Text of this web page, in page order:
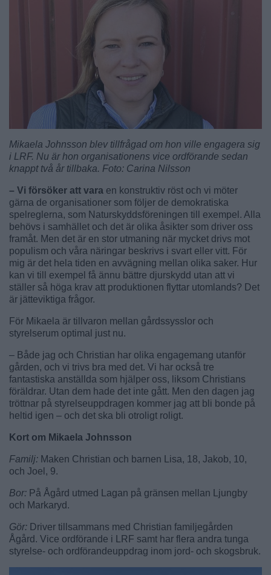
Mikaela Johnsson blev tillfrågad om hon ville engagera sig
i LRF. Nu är hon organisationens vice ordförande sedan
knappt två år tillbaka. Foto: Carina Nilsson
– Vi försöker att vara en konstruktiv röst och vi möter
gärna de organisationer som följer de demokratiska
spelreglerna, som Naturskyddsföreningen till exempel. Alla
behövs i samhället och det är olika åsikter som driver oss
framåt. Men det är en stor utmaning när mycket drivs mot
populism och våra näringar beskrivs i svart eller vitt. För
mig är det hela tiden en avvägning mellan olika saker. Hur
kan vi till exempel få ännu bättre djurskydd utan att vi
ställer så höga krav att produktionen flyttar utomlands? Det
är jätteviktiga frågor.
För Mikaela är tillvaron mellan gårdssysslor och
styrelserum optimal just nu.
– Både jag och Christian har olika engagemang utanför
gården, och vi trivs bra med det. Vi har också tre
fantastiska anställda som hjälper oss, liksom Christians
föräldrar. Utan dem hade det inte gått. Men den dagen jag
tröttnar på styrelseuppdragen kommer jag att bli bonde på
heltid igen – och det ska bli otroligt roligt.
Kort om Mikaela Johnsson
Familj: Maken Christian och barnen Lisa, 18, Jakob, 10,
och Joel, 9.
Bor: På Ågård utmed Lagan på gränsen mellan Ljungby
och Markaryd.
Gör: Driver tillsammans med Christian familjegården
Ågård. Vice ordförande i LRF samt har flera andra tunga
styrelse- och ordförandeuppdrag inom jord- och skogsbruk.